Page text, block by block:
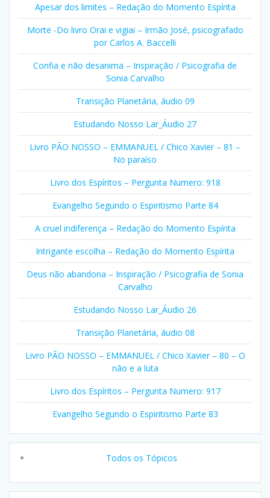
Apesar dos limites – Redação do Momento Espírita
Morte -Do livro Orai e vigiai – Irmão José, psicografado
por Carlos A. Baccelli
Confia e não desanima – Inspiração / Psicografia de
Sonia Carvalho
Transição Planetária, áudio 09
Estudando Nosso Lar_Áudio 27
Livro PÃO NOSSO – EMMANUEL / Chico Xavier – 81 –
No paraíso
Livro dos Espíritos – Pergunta Numero: 918
Evangelho Segundo o Espiritismo Parte 84
A cruel indiferença – Redação do Momento Espírita
Intrigante escolha – Redação do Momento Espírita
Deus não abandona – Inspiração / Psicografia de Sonia
Carvalho
Estudando Nosso Lar_Áudio 26
Transição Planetária, áudio 08
Livro PÃO NOSSO – EMMANUEL / Chico Xavier – 80 – O
não e a luta
Livro dos Espíritos – Pergunta Numero: 917
Evangelho Segundo o Espiritismo Parte 83
Todos os Tópicos